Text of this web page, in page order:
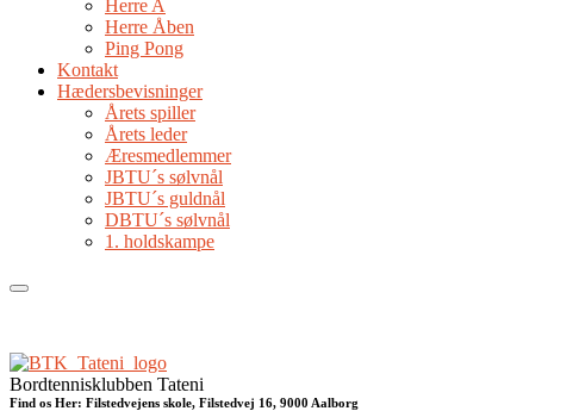
Herre A
Herre Åben
Ping Pong
Kontakt
Hædersbevisninger
Årets spiller
Årets leder
Æresmedlemmer
JBTU´s sølvnål
JBTU´s guldnål
DBTU´s sølvnål
1. holdskampe
Bordtennisklubben Tateni
Find os Her: Filstedvejens skole, Filstedvej 16, 9000 Aalborg